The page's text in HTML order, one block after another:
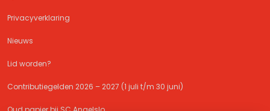
Privacyverklaring
Nieuws
Lid worden?
Contributiegelden 2026 – 2027 (1 juli t/m 30 juni)